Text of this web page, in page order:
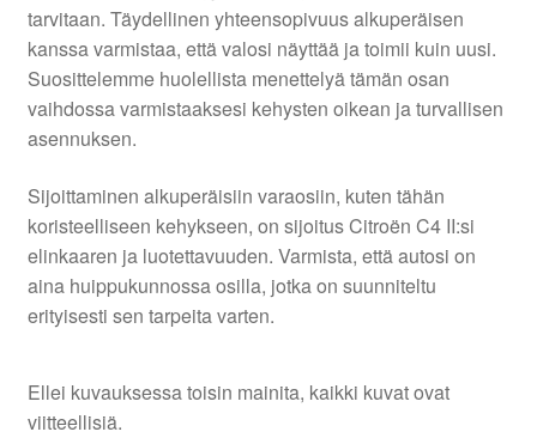
tarvitaan. Täydellinen yhteensopivuus alkuperäisen
kanssa varmistaa, että valosi näyttää ja toimii kuin uusi.
Suosittelemme huolellista menettelyä tämän osan
vaihdossa varmistaaksesi kehysten oikean ja turvallisen
asennuksen.
Sijoittaminen alkuperäisiin varaosiin, kuten tähän
koristeelliseen kehykseen, on sijoitus Citroën C4 II:si
elinkaaren ja luotettavuuden. Varmista, että autosi on
aina huippukunnossa osilla, jotka on suunniteltu
erityisesti sen tarpeita varten.
Ellei kuvauksessa toisin mainita, kaikki kuvat ovat
viitteellisiä.